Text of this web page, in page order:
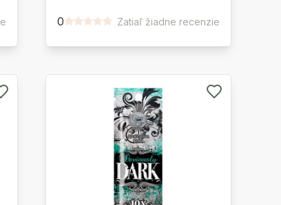
0 Zatiaľ žiadne recenzie